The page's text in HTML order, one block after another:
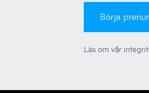
Läs om vår